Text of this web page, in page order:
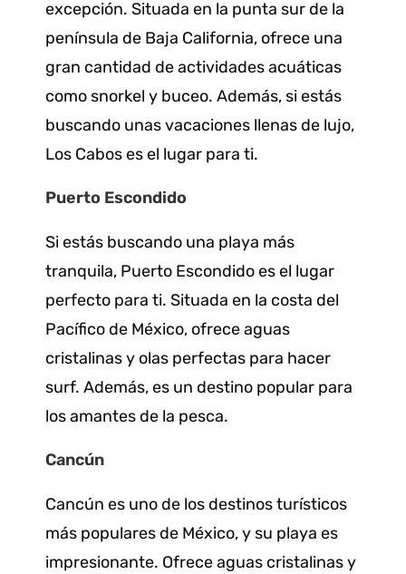
excepción. Situada en la punta sur de la
península de Baja California, ofrece una
gran cantidad de actividades acuáticas
como snorkel y buceo. Además, si estás
buscando unas vacaciones llenas de lujo,
Los Cabos es el lugar para ti.
Puerto Escondido
Si estás buscando una playa más
tranquila, Puerto Escondido es el lugar
perfecto para ti. Situada en la costa del
Pacífico de México, ofrece aguas
cristalinas y olas perfectas para hacer
surf. Además, es un destino popular para
los amantes de la pesca.
Cancún
Cancún es uno de los destinos turísticos
más populares de México, y su playa es
impresionante. Ofrece aguas cristalinas y